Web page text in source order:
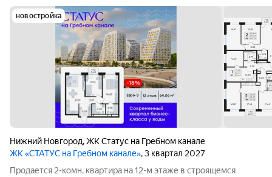
новостройка
Нижний Новгород,ЖК Статус на Гребном канале
ЖК «СТАТУС на Гребном канале», 3 квартал 2027
Продается 2-комн. квартира на 12-м этаже в строящемся